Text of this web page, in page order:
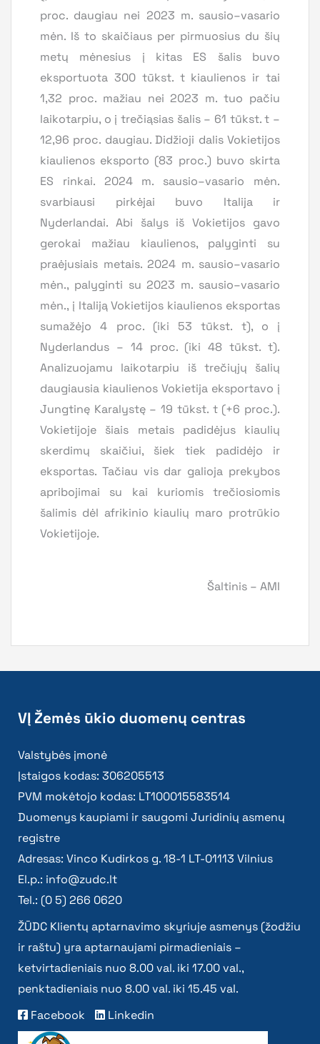
proc. daugiau nei 2023 m. sausio–vasario
mėn. Iš to skaičiaus per pirmuosius du šių
metų mėnesius į kitas ES šalis buvo
eksportuota 300 tūkst. t kiaulienos ir tai
1,32 proc. mažiau nei 2023 m. tuo pačiu
laikotarpiu, o į trečiąsias šalis – 61 tūkst. t –
12,96 proc. daugiau. Didžioji dalis Vokietijos
kiaulienos eksporto (83 proc.) buvo skirta
ES rinkai. 2024 m. sausio–vasario mėn.
svarbiausi pirkėjai buvo Italija ir
Nyderlandai. Abi šalys iš Vokietijos gavo
gerokai mažiau kiaulienos, palyginti su
praėjusiais metais. 2024 m. sausio–vasario
mėn., palyginti su 2023 m. sausio–vasario
mėn., į Italiją Vokietijos kiaulienos eksportas
sumažėjo 4 proc. (iki 53 tūkst. t), o į
Nyderlandus – 14 proc. (iki 48 tūkst. t).
Analizuojamu laikotarpiu iš trečiųjų šalių
daugiausia kiaulienos Vokietija eksportavo į
Jungtinę Karalystę – 19 tūkst. t (+6 proc.).
Vokietijoje šiais metais padidėjus kiaulių
skerdimų skaičiui, šiek tiek padidėjo ir
eksportas. Tačiau vis dar galioja prekybos
apribojimai su kai kuriomis trečiosiomis
šalimis dėl afrikinio kiaulių maro protrūkio
Vokietijoje.
Šaltinis – AMI
VĮ Žemės ūkio duomenų centras
Valstybės įmonė
Įstaigos kodas: 306205513
PVM mokėtojo kodas: LT100015583514
Duomenys kaupiami ir saugomi Juridinių asmenų
registre
Adresas: Vinco Kudirkos g. 18-1 LT-01113 Vilnius
El.p.: info@zudc.lt
Tel.: (0 5) 266 0620
ŽŪDC Klientų aptarnavimo skyriuje asmenys (žodžiu
ir raštu) yra aptarnaujami pirmadieniais –
ketvirtadieniais nuo 8.00 val. iki 17.00 val.,
penktadieniais nuo 8.00 val. iki 15.45 val.
Facebook
Linkedin